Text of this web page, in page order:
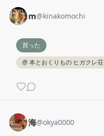
m@kinakomochi
買った
@ 本とおくりもの ヒガクレ荘
海@okya0000